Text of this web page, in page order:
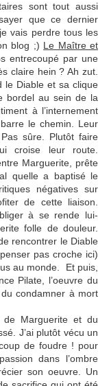
sont tout aussi
que ce dernier
vais perdre tous les
blog ;) Le Maître et
entrecoupé par une
claire hein ? Ah zut.
le Diable et sa clique
bordel au sein de la
à l’internement
le chemin. Leur
sûre. Plutôt faire
croise leur route.
Marguerite, prête
quelle a baptisé le
négatives sur
de cette liaison.
à se rende lui-
folle de douleur.
rencontrer le Diable
pas croche ici)
au monde. Et puis,
Pilate, l’oeuvre du
condamner à mort
de Marguerite et du
J’ai plutôt vécu un
de foudre ! pour
dans l’ombre
son oeuvre. Un